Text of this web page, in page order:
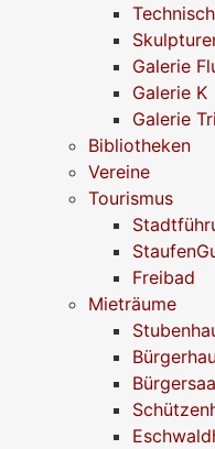
Galerie
Galerie K
Galerie
Bibliotheken
Vereine
Tourismus
Freibad
Mieträume